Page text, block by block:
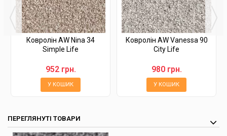
Ковролін AW Nina 34
Simple Life
952 грн.
У КОШИК
Ковролін AW Vanessa 90
City Life
980 грн.
У КОШИК
ПЕРЕГЛЯНУТІ ТОВАРИ